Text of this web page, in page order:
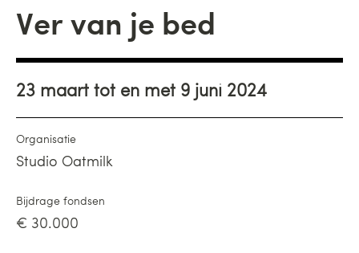
Ver van je bed
23 maart tot en met 9 juni 2024
Organisatie
Studio Oatmilk
Bijdrage fondsen
€ 30.000